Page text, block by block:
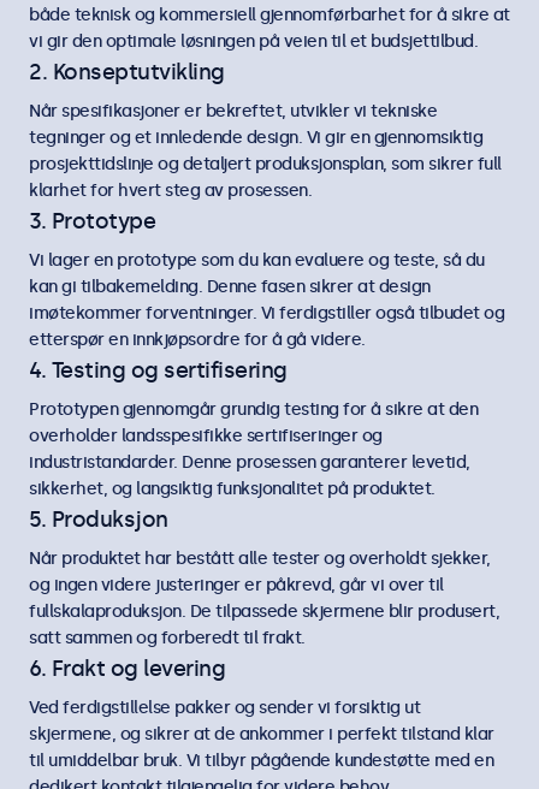
både teknisk og kommersiell gjennomførbarhet for å sikre at
vi gir den optimale løsningen på veien til et budsjettilbud.
2. Konseptutvikling
Når spesifikasjoner er bekreftet, utvikler vi tekniske
tegninger og et innledende design. Vi gir en gjennomsiktig
prosjekttidslinje og detaljert produksjonsplan, som sikrer full
klarhet for hvert steg av prosessen.
3. Prototype
Vi lager en prototype som du kan evaluere og teste, så du
kan gi tilbakemelding. Denne fasen sikrer at design
imøtekommer forventninger. Vi ferdigstiller også tilbudet og
etterspør en innkjøpsordre for å gå videre.
4. Testing og sertifisering
Prototypen gjennomgår grundig testing for å sikre at den
overholder landsspesifikke sertifiseringer og
industristandarder. Denne prosessen garanterer levetid,
sikkerhet, og langsiktig funksjonalitet på produktet.
5. Produksjon
Når produktet har bestått alle tester og overholdt sjekker,
og ingen videre justeringer er påkrevd, går vi over til
fullskalaproduksjon. De tilpassede skjermene blir produsert,
satt sammen og forberedt til frakt.
6. Frakt og levering
Ved ferdigstillelse pakker og sender vi forsiktig ut
skjermene, og sikrer at de ankommer i perfekt tilstand klar
til umiddelbar bruk. Vi tilbyr pågående kundestøtte med en